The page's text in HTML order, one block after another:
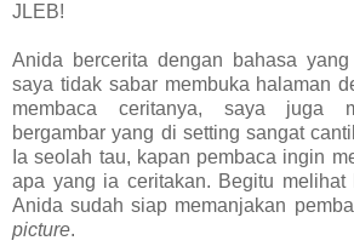
JLEB!
Anida bercerita dengan bahasa
saya tidak sabar membuka halaman
membaca ceritanya, saya juga
bergambar yang di setting sangat
Ia seolah tau, kapan pembaca ingin
apa yang ia ceritakan. Begitu melihat
Anida sudah siap memanjakan
picture.